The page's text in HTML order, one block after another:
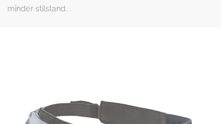
minder stilstand.